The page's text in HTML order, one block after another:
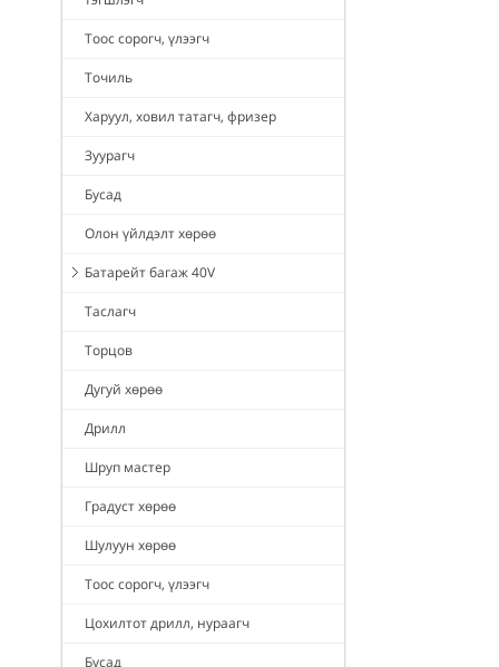
Тоос сорогч, үлээгч
Точиль
Харуул, ховил татагч, фризер
Зуурагч
Бусад
Олон үйлдэлт хөрөө
Батарейт багаж 40V
Таслагч
Торцов
Дугуй хөрөө
Дрилл
Шруп мастер
Градуст хөрөө
Шулуун хөрөө
Тоос сорогч, үлээгч
Цохилтот дрилл, нураагч
Бусад